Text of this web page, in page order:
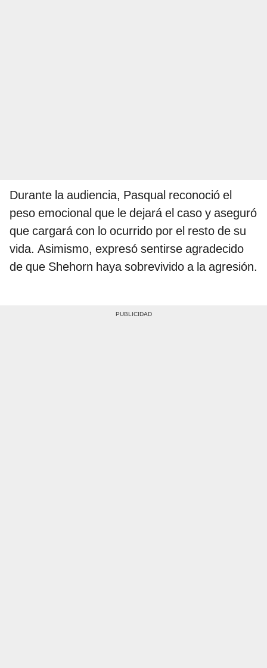
Durante la audiencia, Pasqual reconoció el
peso emocional que le dejará el caso y aseguró
que cargará con lo ocurrido por el resto de su
vida. Asimismo, expresó sentirse agradecido
de que Shehorn haya sobrevivido a la agresión.